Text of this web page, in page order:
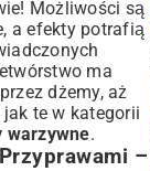
Możliwości są
a efekty potrafią
ma
dżemy, aż
jak te w kategorii
warzywne.
–